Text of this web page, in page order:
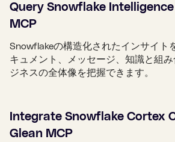
Query Snowflake
MCP
Snowflakeの構造化されたインサイト
キュメント、メッセージ、知識と組
ジネスの全体像を把握できます。
Integrate Snowflake Cortex
Glean MCP